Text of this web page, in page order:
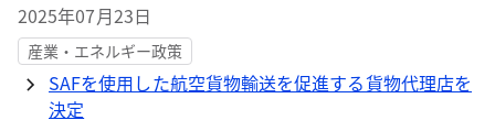
2025年07月23日
産業・エネルギー政策
SAFを使用した航空貨物輸送を促進する貨物代理店を
決定